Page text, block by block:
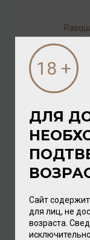
ДЛЯ
Сайт
для лиц, не
возраста.